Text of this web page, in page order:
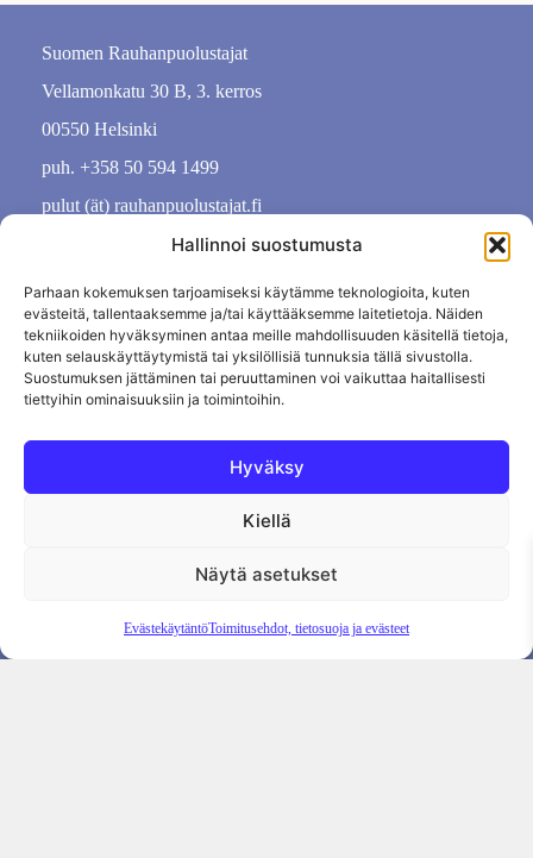
Hallinnoi suostumusta
Parhaan kokemuksen tarjoamiseksi käytämme teknologioita, kuten
evästeitä, tallentaaksemme ja/tai käyttääksemme laitetietoja. Näiden
tekniikoiden hyväksyminen antaa meille mahdollisuuden käsitellä tietoja,
kuten selauskäyttäytymistä tai yksilöllisiä tunnuksia tällä sivustolla.
Suostumuksen jättäminen tai peruuttaminen voi vaikuttaa haitallisesti
tiettyihin ominaisuuksiin ja toimintoihin.
Hyväksy
Kiellä
Näytä asetukset
EvästekäytäntöToimitusehdot, tietosuoja ja evästeet
Suomen Rauhanpuolustajat
Vellamonkatu 30 B, 3. kerros
00550 Helsinki
puh. +358 50 594 1499
pulut (ät) rauhanpuolustajat.fi
Evästekäytäntö
Tilauksen peruutus